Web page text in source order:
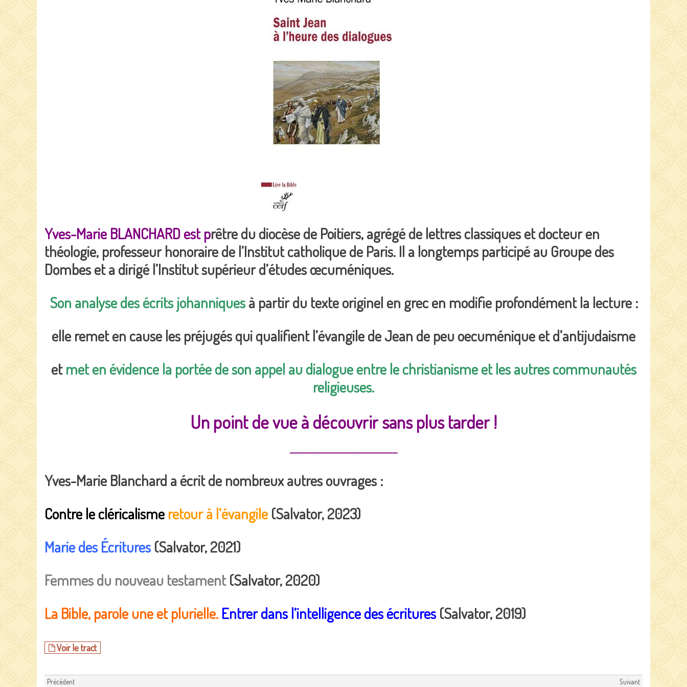
Yves-Marie BLANCHARD est prêtre du diocèse de Poitiers, agrégé de lettres classiques et docteur en
théologie, professeur honoraire de l’Institut catholique de Paris. Il a longtemps participé au Groupe des
Dombes et a dirigé l’Institut supérieur d’études œcuméniques.
Son analyse des écrits johanniquesà partir du texte originel en grec en modifie profondément la lecture :
elle remet en cause les préjugés qui qualifient l’évangile de Jean de peu oecuménique et d’antijudaisme
etmet en évidence la portée de son appel au dialogue entre le christianisme et les autres communautés
religieuses.
Un point de vue à découvrir sans plus tarder !
Yves-Marie Blanchard a écrit de nombreux autres ouvrages :
Contre le cléricalismeretour à l’évangile(Salvator, 2023)
Marie des Écritures(Salvator, 2021)
Femmes du nouveau testament(Salvator, 2020)
La Bible, parole une et plurielle. Entrer dans l’intelligence des écritures(Salvator, 2019)
Voir le tract
Précédent Suivant